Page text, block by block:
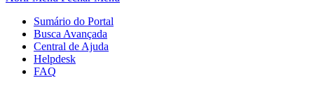
Sumário do Portal
Busca Avançada
Central de Ajuda
Helpdesk
FAQ